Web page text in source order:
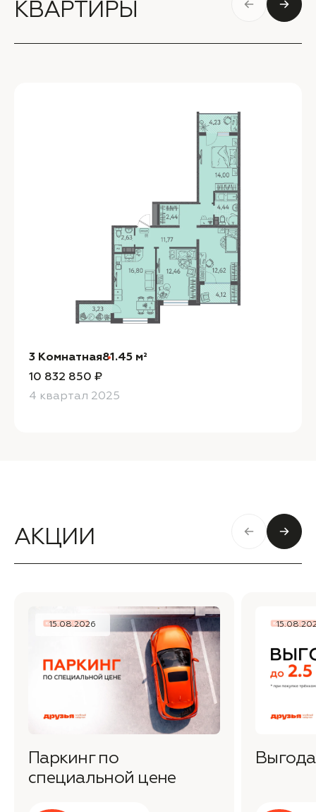
КВАРТИРЫ
3 Комнатная81.45 м²
10 832 850 ₽
4 квартал 2025
АКЦИИ
15.08.2026
Паркинг по
специальной цене